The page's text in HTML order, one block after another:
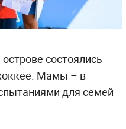
состоялись
Мамы – в
для семей